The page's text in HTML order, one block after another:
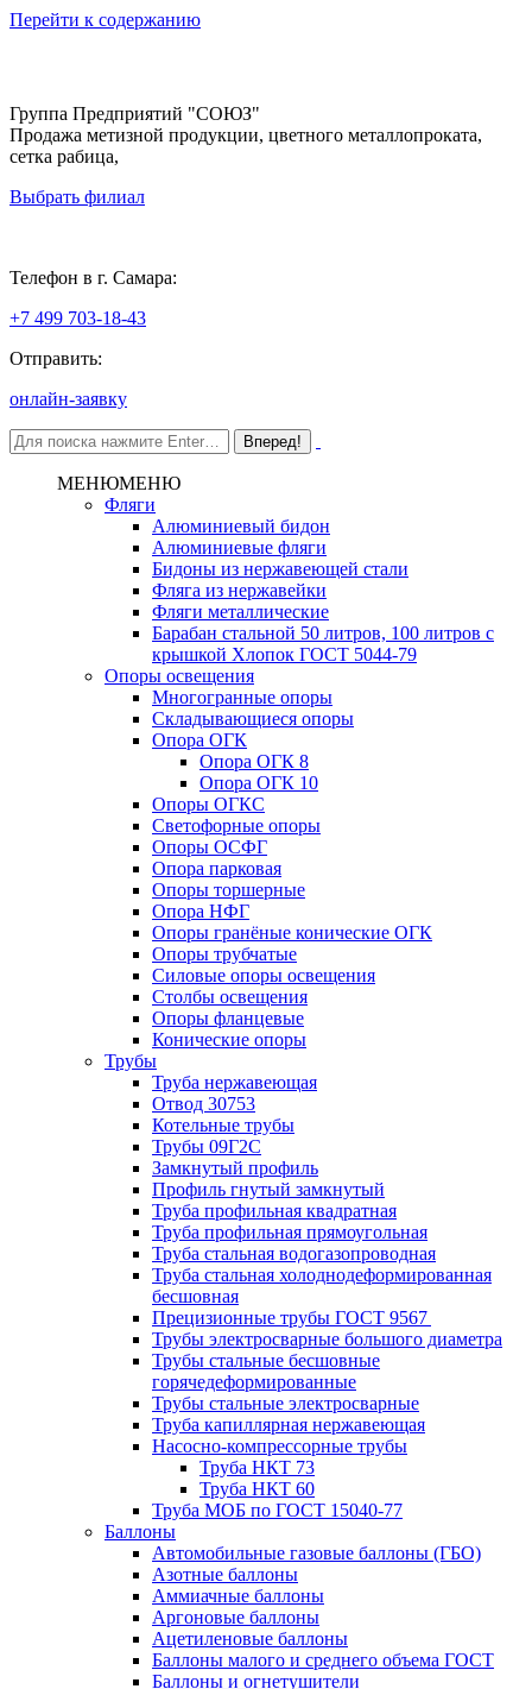
Перейти к содержанию
Группа Предприятий "СОЮЗ"
Продажа метизной продукции, цветного металлопроката,
сетка рабица,
Выбрать филиал
Телефон в г. Самара:
+7 499 703-18-43
Отправить:
онлайн-заявку
МЕНЮМЕНЮ
Фляги
Алюминиевый бидон
Алюминиевые фляги
Бидоны из нержавеющей стали
Фляга из нержавейки
Фляги металлические
Барабан стальной 50 литров, 100 литров с
крышкой Хлопок ГОСТ 5044-79
Опоры освещения
Многогранные опоры
Складывающиеся опоры
Опора ОГК
Опора ОГК 8
Опора ОГК 10
Опоры ОГКС
Светофорные опоры
Опоры ОСФГ
Опора парковая
Опоры торшерные
Опора НФГ
Опоры гранёные конические ОГК
Опоры трубчатые
Силовые опоры освещения
Столбы освещения
Опоры фланцевые
Конические опоры
Трубы
Труба нержавеющая
Отвод 30753
Котельные трубы
Трубы 09Г2С
Замкнутый профиль
Профиль гнутый замкнутый
Труба профильная квадратная
Труба профильная прямоугольная
Труба стальная водогазопроводная
Труба стальная холоднодеформированная
бесшовная
Прецизионные трубы ГОСТ 9567
Трубы электросварные большого диаметра
Трубы стальные бесшовные
горячедеформированные
Трубы стальные электросварные
Труба капиллярная нержавеющая
Насосно-компрессорные трубы
Труба НКТ 73
Труба НКТ 60
Труба МОБ по ГОСТ 15040-77
Баллоны
Автомобильные газовые баллоны (ГБО)
Азотные баллоны
Аммиачные баллоны
Аргоновые баллоны
Ацетиленовые баллоны
Баллоны малого и среднего объема ГОСТ
Баллоны и огнетушители